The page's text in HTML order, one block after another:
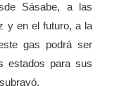
Sásabe, a las
y en el futuro, a la
gas podrá ser
estados para sus